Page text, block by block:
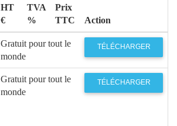
HT
€
TVA
%
Prix
TTC
Action
Gratuit pour tout le
monde
TÉLÉCHARGER
Gratuit pour tout le
monde
TÉLÉCHARGER